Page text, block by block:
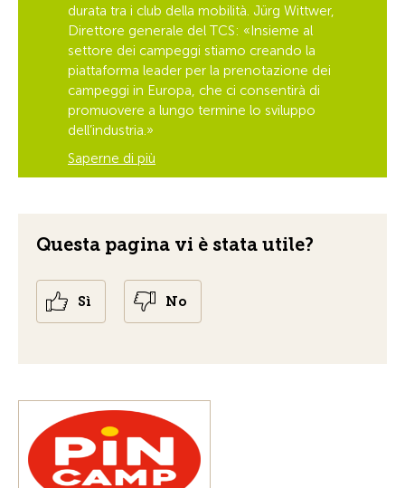
durata tra i club della mobilità. Jürg Wittwer,
Direttore generale del TCS: «Insieme al
settore dei campeggi stiamo creando la
piattaforma leader per la prenotazione dei
campeggi in Europa, che ci consentirà di
promuovere a lungo termine lo sviluppo
dell’industria.»
Saperne di più
Questa pagina vi è stata utile?
Sì No